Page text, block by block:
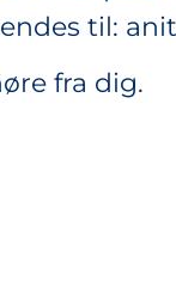
til:
fra dig.